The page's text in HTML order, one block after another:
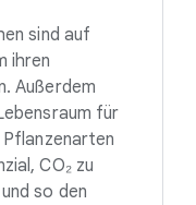
sind auf
ihren
Außerdem
für
CO₂ zu
so den